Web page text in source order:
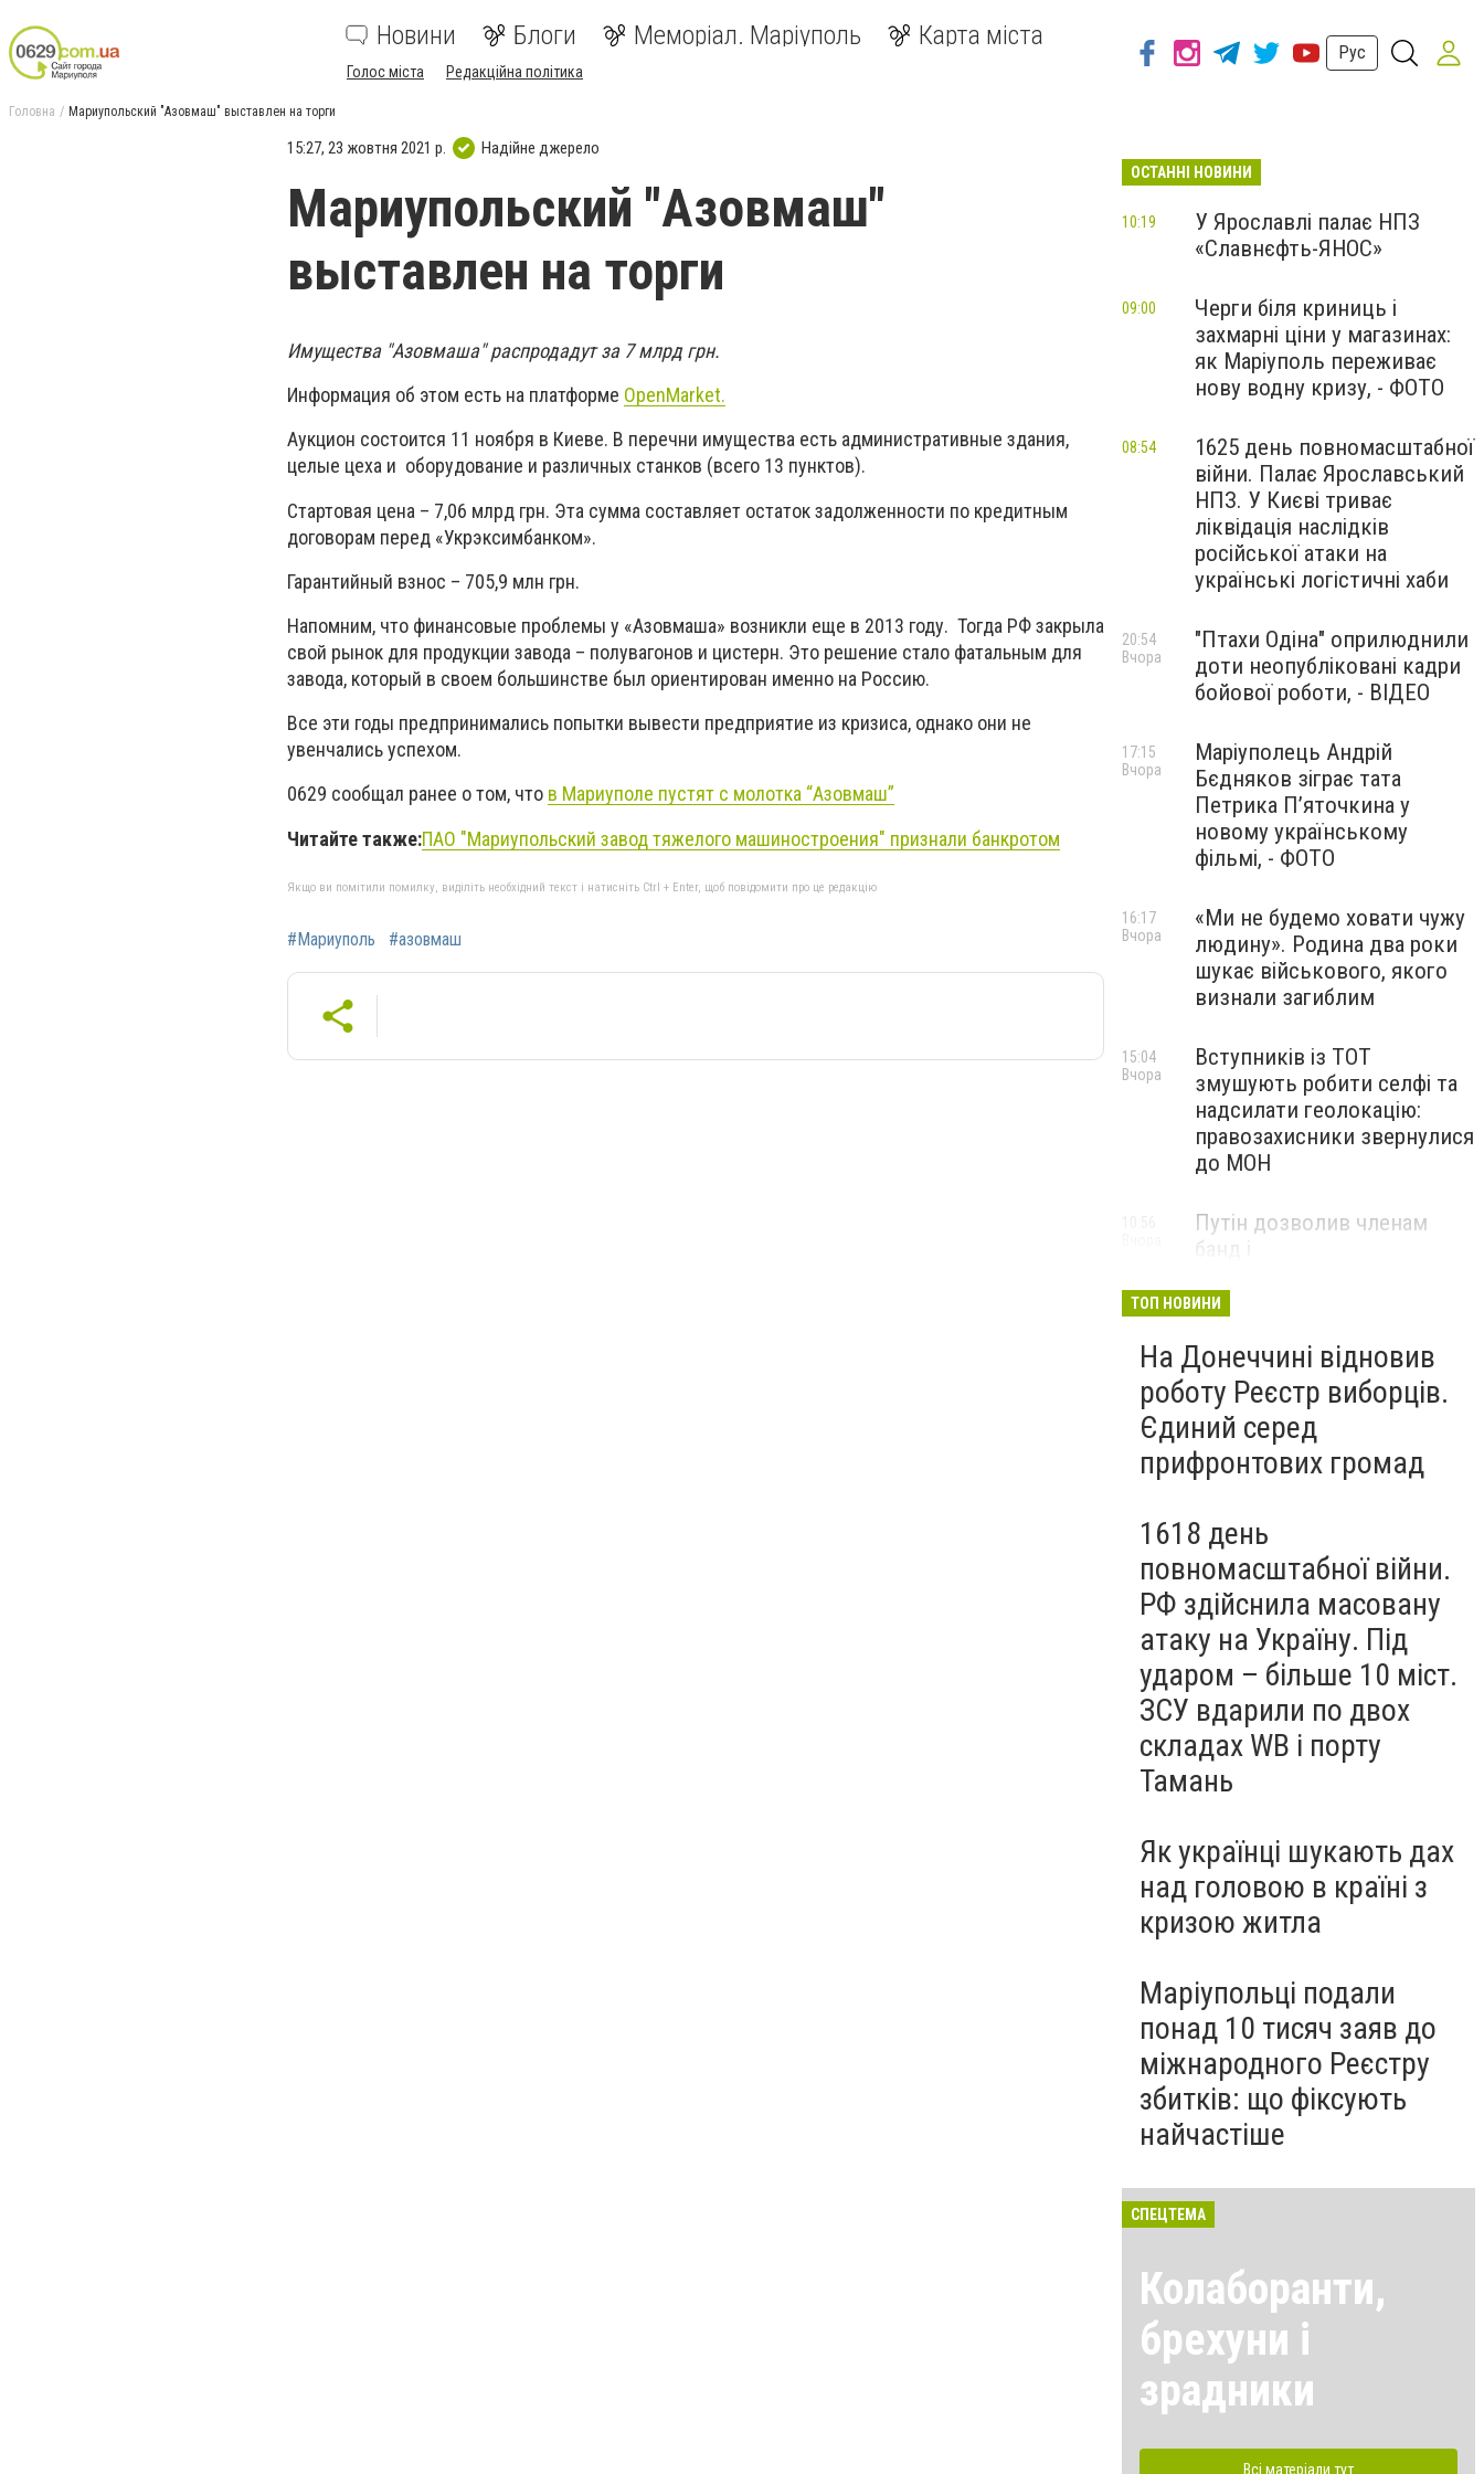
Новини Блоги Меморіал. Маріуполь Карта міста
Голос міста Редакційна політика
Рус
Головна Мариупольский "Азовмаш" выставлен на торги
15:27, 23 жовтня 2021 р. Надійне джерело
Мариупольский "Азовмаш"
выставлен на торги
Имущества "Азовмаша" распродадут за 7 млрд грн.
Информация об этом есть на платформе OpenMarket.
Аукцион состоится 11 ноября в Киеве. В перечни имущества есть административные здания,
целые цеха и оборудование и различных станков (всего 13 пунктов).
Стартовая цена – 7,06 млрд грн. Эта сумма составляет остаток задолженности по кредитным
договорам перед «Укрэксимбанком».
Гарантийный взнос – 705,9 млн грн.
Напомним, что финансовые проблемы у «Азовмаша» возникли еще в 2013 году. Тогда РФ закрыла
свой рынок для продукции завода – полувагонов и цистерн. Это решение стало фатальным для
завода, который в своем большинстве был ориентирован именно на Россию.
Все эти годы предпринимались попытки вывести предприятие из кризиса, однако они не
увенчались успехом.
0629 сообщал ранее о том, что в Мариуполе пустят с молотка “Азовмаш”
Читайте также:ПАО "Мариупольский завод тяжелого машиностроения" признали банкротом
Якщо ви помітили помилку, виділіть необхідний текст і натисніть Ctrl + Enter, щоб повідомити про це редакцію
#Мариуполь #азовмаш
ОСТАННІ НОВИНИ
У Ярославлі палає НПЗ
«Славнєфть-ЯНОС»
10:19
Черги біля криниць і
захмарні ціни у магазинах:
як Маріуполь переживає
нову водну кризу, - ФОТО
09:00
1625 день повномасштабної
війни. Палає Ярославський
НПЗ. У Києві триває
ліквідація наслідків
російської атаки на
українські логістичні хаби
08:54
"Птахи Одіна" оприлюднили
доти неопубліковані кадри
бойової роботи, - ВІДЕО
20:54
Вчора
Маріуполець Андрій
Бєдняков зіграє тата
Петрика П’яточкина у
новому українському
фільмі, - ФОТО
17:15
Вчора
«Ми не будемо ховати чужу
людину». Родина два роки
шукає військового, якого
визнали загиблим
16:17
Вчора
Вступників із ТОТ
змушують робити селфі та
надсилати геолокацію:
правозахисники звернулися
до МОН
15:04
Вчора
Путін дозволив членам
банд і
підписувати контракти з
ТОП НОВИНИ
На Донеччині відновив
роботу Реєстр виборців.
Єдиний серед
прифронтових громад
1618 день
повномасштабної війни.
РФ здійснила масовану
атаку на Україну. Під
ударом – більше 10 міст.
ЗСУ вдарили по двох
складах WB і порту
Тамань
Як українці шукають дах
над головою в країні з
кризою житла
Маріупольці подали
понад 10 тисяч заяв до
міжнародного Реєстру
збитків: що фіксують
найчастіше
СПЕЦТЕМА
Колаборанти,
брехуни і
зрадники
Всі матеріали тут